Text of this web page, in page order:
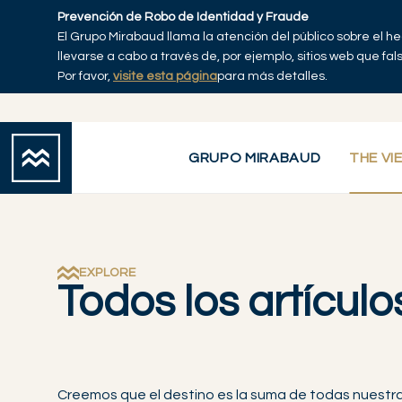
Skip to main content
Prevención de Robo de Identidad y Fraude
El Grupo Mirabaud llama la atención del público sobre el
llevarse a cabo a través de, por ejemplo, sitios web que
Por favor, visite esta páginapara más detalles.
GRUPO MIRABAUD THE
Inicio
Explorar artículos
EXPLORE
Todos los
Creemos que el destino es la suma de todas